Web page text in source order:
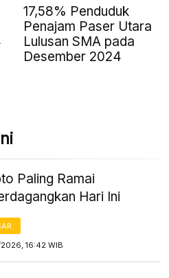
17,58% Penduduk
Penajam Paser Utara
Lulusan SMA pada
Desember 2024
Paling Ramai
Hari Ini
16:42 WIB